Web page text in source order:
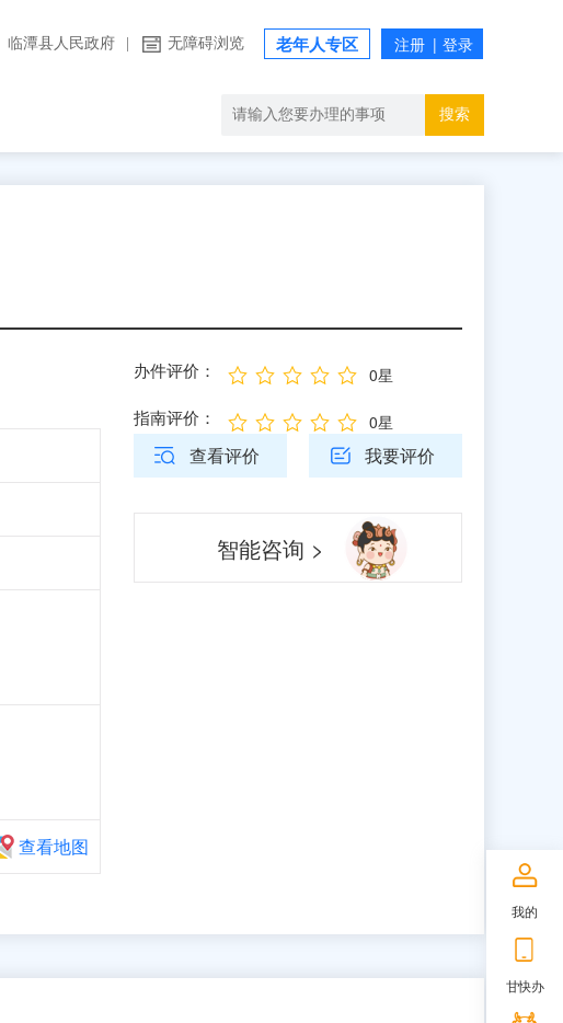
临潭县人民政府 无障碍浏览 老年人专区
搜索
查看地图
办件评价： 0星
指南评价： 0星
查看评价 我要评价
智能咨询 >
我的
甘快办